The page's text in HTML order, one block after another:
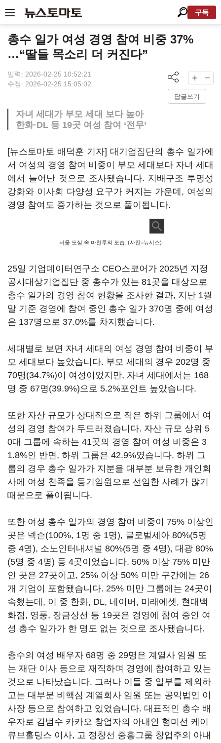
구독
총수 일가 여성 경영 참여 비중 37%
…“딸들 목소리 더 커진다”
입력: 2026-02-25 10:52:21
수정: 2026-02-25 15:05:02
답글쓰기
자녀 세대가 부모 세대 보다 높아
한화·DL 등 19곳 여성 참여 ‘전무’
[뉴스토마토 배덕훈 기자] 대기업집단의 총수 일가에
서 여성의 경영 참여 비중이 부모 세대보다 자녀 세대
에서 늘어난 것으로 조사됐습니다. 지배구조 투명성
강화와 이사회 다양성 요구가 커지는 가운데 , 여성의
경영 참여도 증가하는 것으로 풀이됩니다.
서울 도심 속 마천루의 모습. (사진=뉴시스)
25일 기업데이터연구소 CEO스코어가 2025년 지정
공시대상기업집단 중 총수가 있는 81곳을 대상으로
총수 일가의 경영 참여 현황을 조사한 결과, 지난 1월
말 기준 경영에 참여 중인 총수 일가 370명 중에 여성
은 137명으로 37.0%를 차지했습니다.
세대별로 보면 자녀 세대의 여성 경영 참여 비중이 부
모 세대보다 높았습니다. 부모 세대의 경우 202명 중
70명(34.7%)이 여성이었지만, 자녀 세대에서는 168
명 중 67명(39.9%)으로 5.2%포인트 높았습니다.
또한 자산 규모가 상대적으로 작은 하위 그룹에서 여
성의 경영 참여가 두드러졌습니다. 자산 규모 상위 5
0대 그룹에 속하는 41곳의 경영 참여 여성 비중은 3
1.8%인 반면, 하위 그룹은 42.9%였습니다. 하위 그
룹의 경우 총수 일가가 지분을 대부분 보유한 개인회
사에 여성 친족을 등기임원으로 선임한 사례가 많기
때문으로 풀이됩니다.
또한 여성 총수 일가의 경영 참여 비중이 75% 이상인
곳은 넥슨(100%, 1명 중 1명), 글로벌세아 80%(5명
중 4명), 소노인터내셔널 80%(5명 중 4명), 대광 80%
(5명 중 4명) 등 4곳이었습니다. 50% 이상 75% 미만
인 곳은 27곳이고, 25% 이상 50% 미만 구간에는 26
개 기업이 포함됐습니다. 25% 미만 그룹에는 24곳이
속했는데 , 이 중 한화, DL, 네이버 , 미래에셋, 현대백
화점, 영풍, 장금상선 등 19곳은 경영에 참여 중인 여
성 총수 일가가 한 명도 없는 것으로 조사됐습니다.
총수의 여성 배우자 68명 중 29명은 계열사 임원 또
는 재단 이사 등으로 재직하며 경영에 참여하고 있는
것으로 나타났습니다. 그러나 이들 중 일부를 제외하
고는 대부분 비핵심 계열회사 임원 또는 공익법인 이
사장 등으로 참여하고 있었습니다. 대표적인 총수 배
우자로 김범수 카카오 창업자의 아내인 형미선 케이
큐브홀딩스 이사, 고 정창선 중흥그룹 창업주의 아내